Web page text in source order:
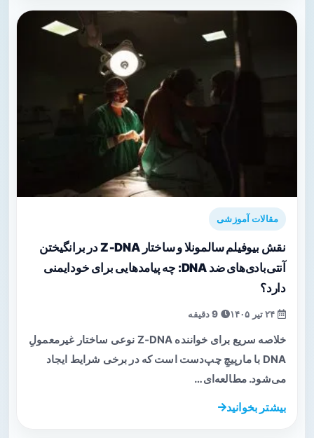
مقالات آموزشی
نقش بیوفیلم سالمونلا و ساختار Z‑DNA در برانگیختن
آنتی‌بادی‌های ضد DNA: چه پیامدهایی برای خودایمنی
دارد؟
خلاصه سریع برای خواننده Z‑DNA نوعی ساختار غیرمعمولِ
DNA با مارپیچِ چپ‌دست است که در برخی شرایط ایجاد
می‌شود. مطالعه‌ای…
بیشتر بخوانید